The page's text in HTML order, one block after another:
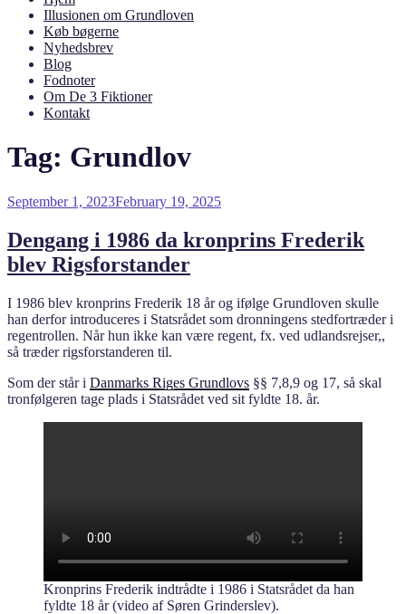
Illusionen om Grundloven
Køb bøgerne
Nyhedsbrev
Blog
Fodnoter
Om De 3 Fiktioner
Kontakt
Tag: Grundlov
Posted
September 1, 2023February 19, 2025
Dengang i 1986 da kronprins Frederik
blev Rigsforstander
I 1986 blev kronprins Frederik 18 år og ifølge Grundloven skulle
han derfor introduceres i Statsrådet som dronningens stedfortræder i
regentrollen. Når hun ikke kan være regent, fx. ved udlandsrejser,,
så træder rigsforstanderen til.
Som der står i Danmarks Riges Grundlovs §§ 7,8,9 og 17, så skal
tronfølgeren tage plads i Statsrådet ved sit fyldte 18. år.
Kronprins Frederik indtrådte i 1986 i Statsrådet da han
fyldte 18 år (video af Søren Grinderslev).